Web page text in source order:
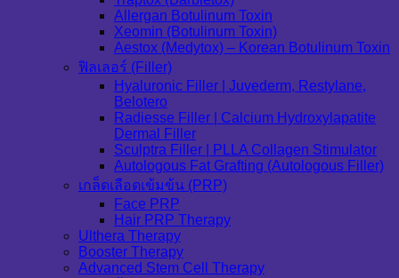
Allergan Botulinum Toxin
Xeomin (Botulinum Toxin)
Aestox (Medytox) – Korean Botulinum Toxin
ฟิลเลอร์ (Filler)
Hyaluronic Filler | Juvederm, Restylane,
Belotero
Radiesse Filler | Calcium Hydroxylapatite
Dermal Filler
Sculptra Filler | PLLA Collagen Stimulator
Autologous Fat Grafting (Autologous Filler)
เกล็ดเลือดเข้มข้น (PRP)
Face PRP
Hair PRP Therapy
Ulthera Therapy
Booster Therapy
Advanced Stem Cell Therapy